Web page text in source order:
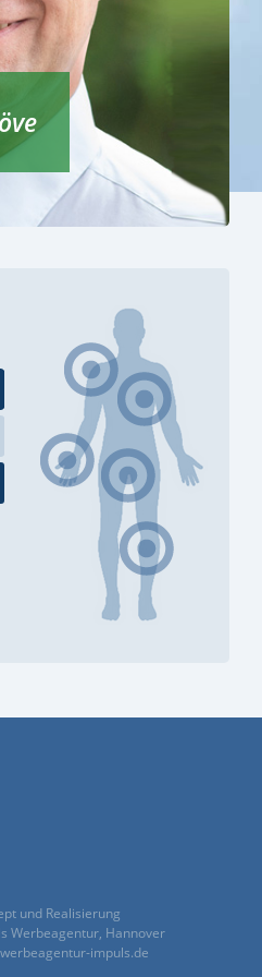
und Realisierung
Werbeagentur, Hannover
impuls.de